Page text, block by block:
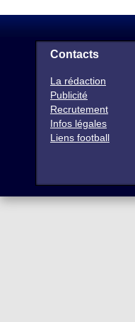
Contacts
La rédaction
Publicité
Recrutement
Infos légales
Liens football